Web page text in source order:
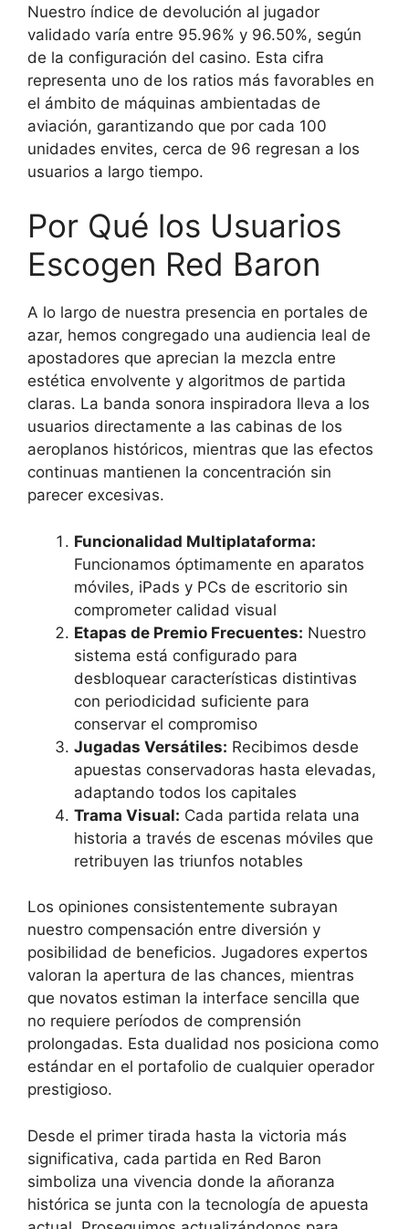
Nuestro índice de devolución al jugador
validado varía entre 95.96% y 96.50%, según
de la configuración del casino. Esta cifra
representa uno de los ratios más favorables en
el ámbito de máquinas ambientadas de
aviación, garantizando que por cada 100
unidades envites, cerca de 96 regresan a los
usuarios a largo tiempo.
Por Qué los Usuarios
Escogen Red Baron
A lo largo de nuestra presencia en portales de
azar, hemos congregado una audiencia leal de
apostadores que aprecian la mezcla entre
estética envolvente y algoritmos de partida
claras. La banda sonora inspiradora lleva a los
usuarios directamente a las cabinas de los
aeroplanos históricos, mientras que las efectos
continuas mantienen la concentración sin
parecer excesivas.
Funcionalidad Multiplataforma:
Funcionamos óptimamente en aparatos
móviles, iPads y PCs de escritorio sin
comprometer calidad visual
Etapas de Premio Frecuentes: Nuestro
sistema está configurado para
desbloquear características distintivas
con periodicidad suficiente para
conservar el compromiso
Jugadas Versátiles: Recibimos desde
apuestas conservadoras hasta elevadas,
adaptando todos los capitales
Trama Visual: Cada partida relata una
historia a través de escenas móviles que
retribuyen las triunfos notables
Los opiniones consistentemente subrayan
nuestro compensación entre diversión y
posibilidad de beneficios. Jugadores expertos
valoran la apertura de las chances, mientras
que novatos estiman la interface sencilla que
no requiere períodos de comprensión
prolongadas. Esta dualidad nos posiciona como
estándar en el portafolio de cualquier operador
prestigioso.
Desde el primer tirada hasta la victoria más
significativa, cada partida en Red Baron
simboliza una vivencia donde la añoranza
histórica se junta con la tecnología de apuesta